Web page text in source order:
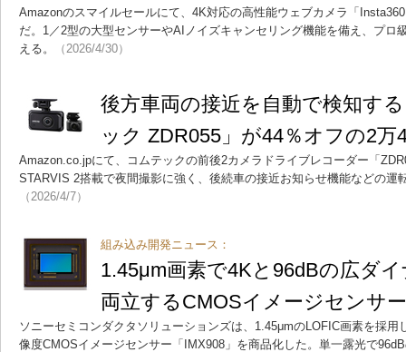
Amazonのスマイルセールにて、4K対応の高性能ウェブカメラ「
だ。1／2型の大型センサーやAIノイズキャンセリング機能を備え、プロ
える。
（2026/4/30）
後方車両の接近を自動で検知す
ック ZDR055」が44％オフの2万
Amazon.co.jpにて、コムテックの前後2カメラドライブレコーダー「
STARVIS 2搭載で夜間撮影に強く、後続車の接近お知らせ機能などの運
（2026/4/7）
組み込み開発ニュース：
1.45μm画素で4Kと96dBの広ダ
両立するCMOSイメージセンサー
ソニーセミコンダクタソリューションズは、1.45μmのLOFIC画素を採用
像度CMOSイメージセンサー「IMX908」を商品化した。単一露光で